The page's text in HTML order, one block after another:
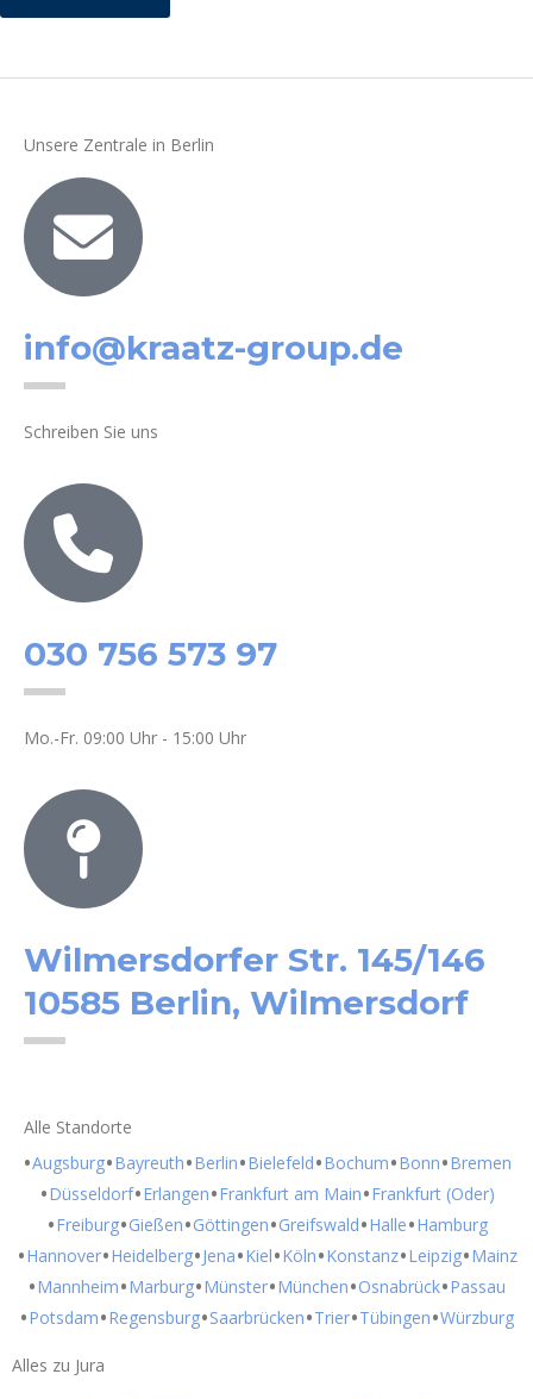
Unsere Zentrale in Berlin
info@kraatz-group.de
Schreiben Sie uns
030 756 573 97
Mo.-Fr. 09:00 Uhr - 15:00 Uhr
Wilmersdorfer Str. 145/146
10585 Berlin, Wilmersdorf
Alle Standorte
Augsburg Bayreuth Berlin Bielefeld Bochum Bonn Bremen
Düsseldorf Erlangen Frankfurt am Main Frankfurt (Oder)
Freiburg Gießen Göttingen Greifswald Halle Hamburg
Hannover Heidelberg Jena Kiel Köln Konstanz Leipzig Mainz
Mannheim Marburg Münster München Osnabrück Passau
Potsdam Regensburg Saarbrücken Trier Tübingen Würzburg
Alles zu Jura